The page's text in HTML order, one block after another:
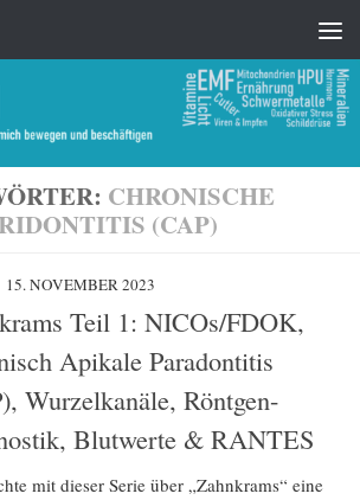
CHRONISCHE
(CAP)
15. NOVEMBER 2023
Teil 1: NICOs/FDOK,
Apikale Paradontitis
Wurzelkanäle, Röntgen-
Blutwerte & RANTES
mit dieser Serie über „Zahnkrams“ eine